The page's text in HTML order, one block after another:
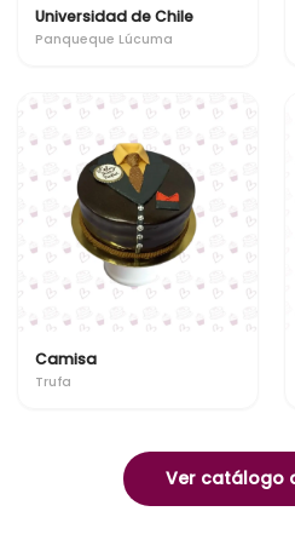
Universidad de Chile
Panqueque Lúcuma
Camisa
Trufa
Ver catálogo